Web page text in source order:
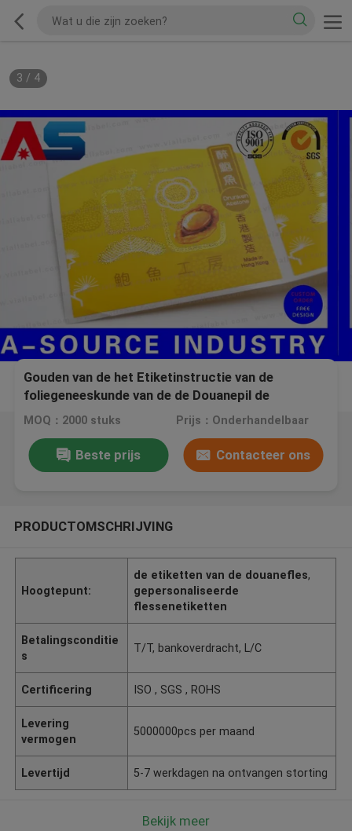
3 / 4
Gouden van de het Etiketinstructie van de
foliegeneeskunde van de de Douanepil de
Flessenetiket voor Pillenpot met Glanzende
MOQ：2000 stuks Prijs：Onderhandelbaar
Beste prijs Contacteer ons
PRODUCTOMSCHRIJVING
Hoogtepunt:
de etiketten van de douanefles,
gepersonaliseerde
flessenetiketten
Betalingsconditie
s
T/T, bankoverdracht, L/C
Certificering ISO , SGS , ROHS
Levering
vermogen
5000000pcs per maand
Levertijd 5-7 werkdagen na ontvangen storting
Bekijk meer